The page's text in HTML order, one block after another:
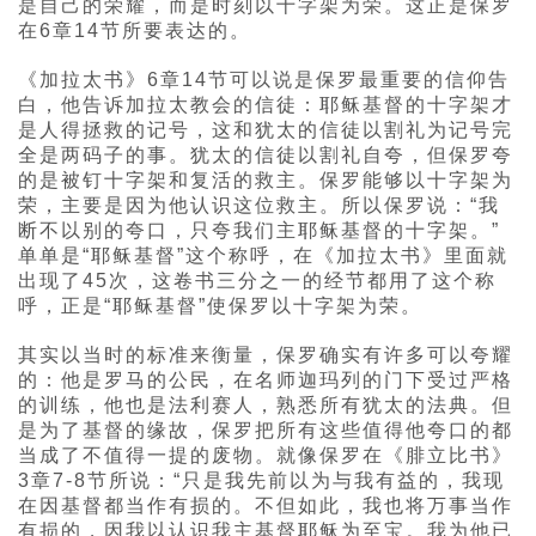
是自己的荣耀，而是时刻以十字架为荣。这正是保罗
在6章14节所要表达的。
《加拉太书》6章14节可以说是保罗最重要的信仰告
白，他告诉加拉太教会的信徒：耶稣基督的十字架才
是人得拯救的记号，这和犹太的信徒以割礼为记号完
全是两码子的事。犹太的信徒以割礼自夸，但保罗夸
的是被钉十字架和复活的救主。保罗能够以十字架为
荣，主要是因为他认识这位救主。所以保罗说：“我
断不以别的夸口，只夸我们主耶稣基督的十字架。”
单单是“耶稣基督”这个称呼，在《加拉太书》里面就
出现了45次，这卷书三分之一的经节都用了这个称
呼，正是“耶稣基督”使保罗以十字架为荣。
其实以当时的标准来衡量，保罗确实有许多可以夸耀
的：他是罗马的公民，在名师迦玛列的门下受过严格
的训练，他也是法利赛人，熟悉所有犹太的法典。但
是为了基督的缘故，保罗把所有这些值得他夸口的都
当成了不值得一提的废物。就像保罗在《腓立比书》
3章7-8节所说：“只是我先前以为与我有益的，我现
在因基督都当作有损的。不但如此，我也将万事当作
有损的，因我以认识我主基督耶稣为至宝。我为他已